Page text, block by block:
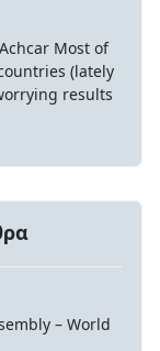
Most of
(lately
results
– World